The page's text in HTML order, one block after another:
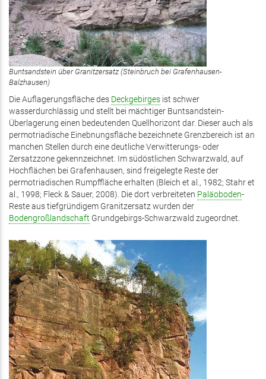
Buntsandstein über Granitzersatz (Steinbruch bei Grafenhausen-
Balzhausen)
Die Auflagerungsfläche des Deckgebirges ist schwer
wasserdurchlässig und stellt bei mächtiger Buntsandstein-
Überlagerung einen bedeutenden Quellhorizont dar. Dieser auch als
permotriadische Einebnungsfläche bezeichnete Grenzbereich ist an
manchen Stellen durch eine deutliche Verwitterungs- oder
Zersatzzone gekennzeichnet. Im südöstlichen Schwarzwald, auf
Hochflächen bei Grafenhausen, sind freigelegte Reste der
permotriadischen Rumpffläche erhalten (Bleich et al., 1982; Stahr et
al., 1998; Fleck & Sauer, 2008). Die dort verbreiteten Paläoboden-
Reste aus tiefgründigem Granitzersatz wurden der
Bodengroßlandschaft Grundgebirgs-Schwarzwald zugeordnet.